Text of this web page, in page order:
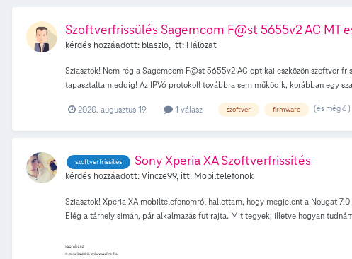
Szoftverfrissülés Sagemcom F@st 5655v2 AC MT
kérdés hozzáadott: blaszlo, itt: Hálózat
Sziasztok! Nem rég a Sagemcom F@st 5655v2 AC optikai eszközön szoftver
tapasztaltam eddig! Az IPV6 protokoll továbbra sem működik, korábban egy
2020. augusztus 19. 1 válasz szoftver firmware (és még 6 )
szoftverfrissités Sony Xperia XA Szoftverfrissítés
kérdés hozzáadott:Vincze99, itt: Mobiltelefonok
Sziasztok! Xperia XA mobiltelefonomról hallottam, hogy megjelent a Nougat
Elég a tárhely simán, pár alkalmazás fut rajta. Mit tegyek, illetve hogyan